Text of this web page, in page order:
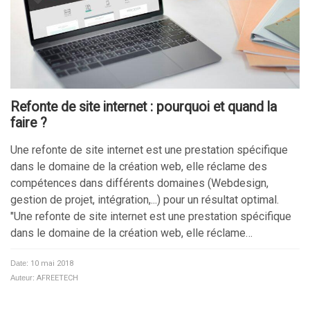
Refonte de site internet : pourquoi et quand la
faire ?
Une refonte de site internet est une prestation spécifique
dans le domaine de la création web, elle réclame des
compétences dans différents domaines (Webdesign,
gestion de projet, intégration,...) pour un résultat optimal.
"Une refonte de site internet est une prestation spécifique
dans le domaine de la création web, elle réclame…
Date: 10 mai 2018
Auteur: AFREETECH